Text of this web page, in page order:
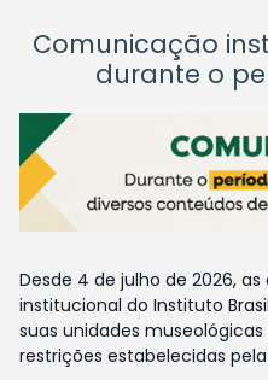
Comunicação
durante o
Desde 4 de julho de 2026,
institucional do Instituto
suas unidades
restrições estabelecidas